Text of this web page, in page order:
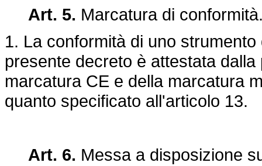
Art. 5. Marcatura di
1. La conformità di uno
presente decreto è attestata
marcatura CE e della marcatura
quanto specificato all'articolo 13.
Art. 6. Messa a disposizione